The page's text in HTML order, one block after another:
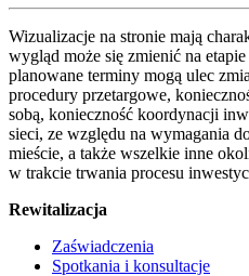
Wizualizacje na stronie mają
wygląd może się zmienić na
planowane terminy mogą ulec
procedury przetargowe,
sobą, konieczność koordynacji
sieci, ze względu na wymagania
mieście, a także wszelkie inne
w trakcie trwania procesu
Rewitalizacja
Zaświadczenia
Spotkania i konsultacje